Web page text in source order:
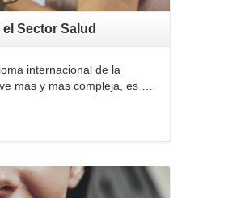
Sector Salud
internacional de la
más y más compleja, es …